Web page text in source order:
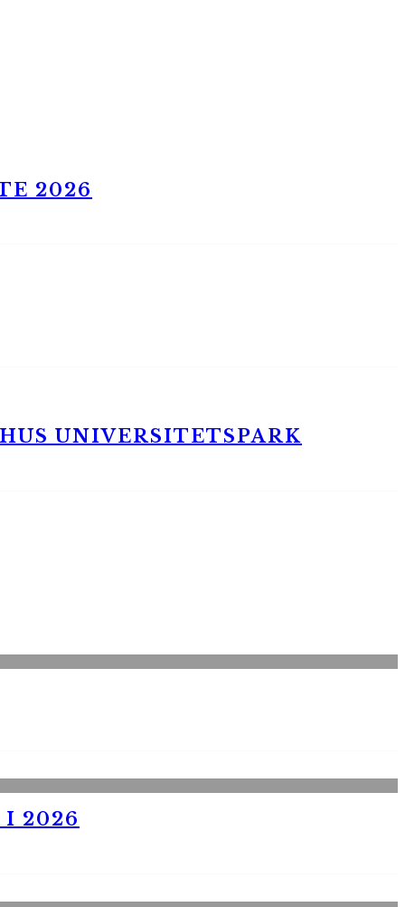
2026
UNIVERSITETSPARK
I 2026